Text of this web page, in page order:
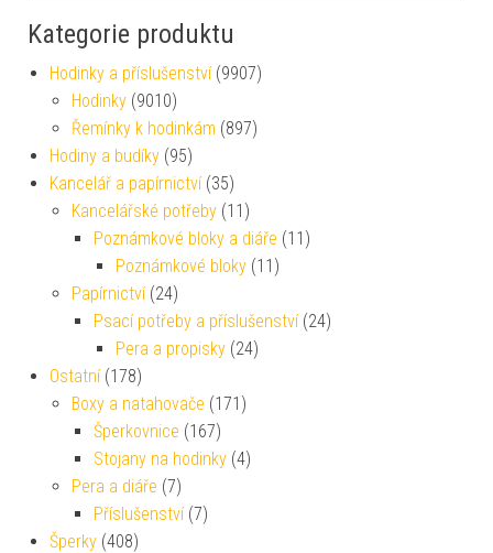
Kategorie produktu
Hodinky a příslušenství (9907)
Hodinky (9010)
Řemínky k hodinkám (897)
Hodiny a budíky (95)
Kancelář a papírnictví (35)
Kancelářské potřeby (11)
Poznámkové bloky a diáře (11)
Poznámkové bloky (11)
Papírnictví (24)
Psací potřeby a příslušenství (24)
Pera a propisky (24)
Ostatní (178)
Boxy a natahovače (171)
Šperkovnice (167)
Stojany na hodinky (4)
Pera a diáře (7)
Příslušenství (7)
Šperky (408)